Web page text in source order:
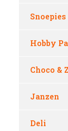
Snoepies
Hobby
Choco &
Janzen
Deli